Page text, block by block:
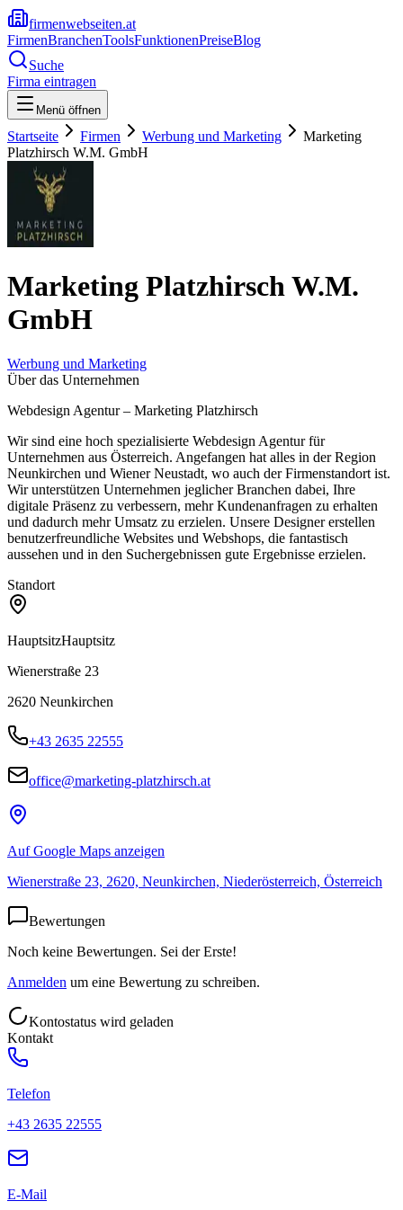
firmenwebseiten.at
FirmenBranchenToolsFunktionenPreiseBlog
Suche
Firma eintragen
Menü öffnen
Startseite Firmen Werbung und Marketing
Marketing
Platzhirsch W.M. GmbH
Marketing Platzhirsch W.M.
GmbH
Werbung und Marketing
Über das Unternehmen
Webdesign Agentur – Marketing Platzhirsch
Wir sind eine hoch spezialisierte Webdesign Agentur für
Unternehmen aus Österreich. Angefangen hat alles in der Region
Neunkirchen und Wiener Neustadt, wo auch der Firmenstandort ist.
Wir unterstützen Unternehmen jeglicher Branchen dabei, Ihre
digitale Präsenz zu verbessern, mehr Kundenanfragen zu erhalten
und dadurch mehr Umsatz zu erzielen. Unsere Designer erstellen
benutzerfreundliche Websites und Webshops, die fantastisch
aussehen und in den Suchergebnissen gute Ergebnisse erzielen.
Standort
HauptsitzHauptsitz
Wienerstraße 23
2620 Neunkirchen
+43 2635 22555
office@marketing-platzhirsch.at
Auf Google Maps anzeigen
Wienerstraße 23, 2620, Neunkirchen, Niederösterreich, Österreich
Bewertungen
Noch keine Bewertungen. Sei der Erste!
Anmelden um eine Bewertung zu schreiben.
Kontostatus wird geladen
Kontakt
Telefon
+43 2635 22555
E-Mail